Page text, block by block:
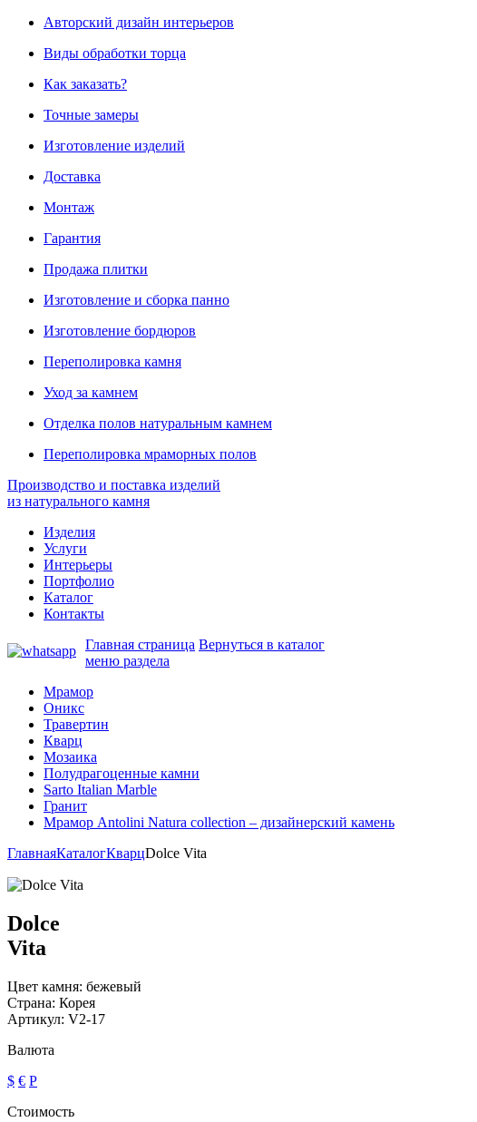
Авторский дизайн интерьеров
Виды обработки торца
Как заказать?
Точные замеры
Изготовление изделий
Доставка
Монтаж
Гарантия
Продажа плитки
Изготовление и сборка панно
Изготовление бордюров
Переполировка камня
Уход за камнем
Отделка полов натуральным камнем
Переполировка мраморных полов
Производство и поставка изделий
из натурального камня
Изделия
Услуги
Интерьеры
Портфолио
Каталог
Контакты
Главная страница Вернуться в каталог
меню раздела
Мрамор
Оникс
Травертин
Кварц
Мозаика
Полудрагоценные камни
Sarto Italian Marble
Гранит
Мрамор Antolini Natura collection – дизайнерский камень
ГлавнаяКаталогКварцDolce Vita
Dolce
Vita
Цвет камня: бежевый
Страна: Корея
Артикул: V2-17
Валюта
$ € Р
Стоимость